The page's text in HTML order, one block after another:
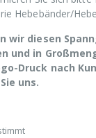
Hebebänder/
wir diesen
und in
Druck nach
uns.